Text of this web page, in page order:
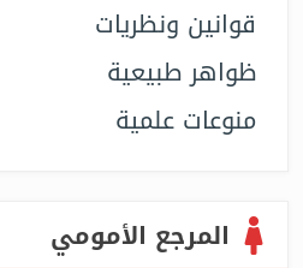
قوانين ونظريات
ظواهر طبيعية
منوعات علمية
المرجع الأمومي